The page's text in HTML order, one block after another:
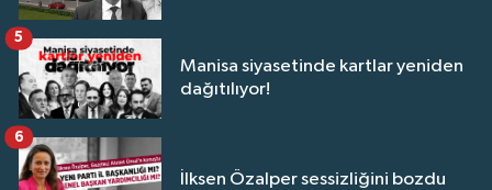
Manisa siyasetinde kartlar yeniden
dağıtılıyor!
5
İlksen Özalper sessizliğini bozdu
6